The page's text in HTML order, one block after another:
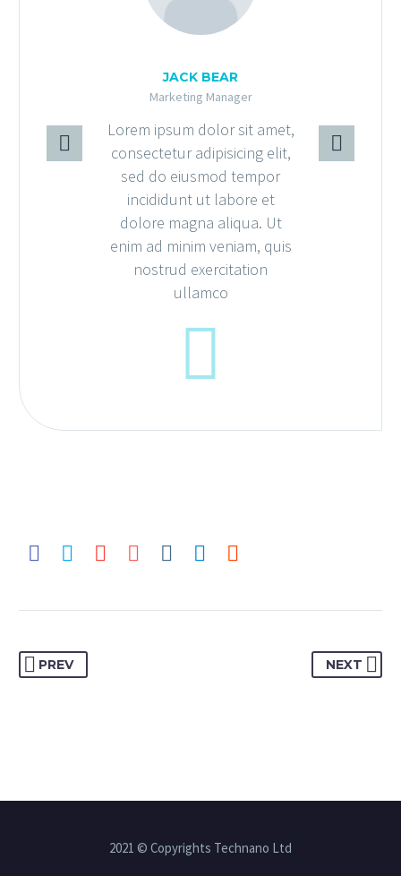
JACK BEAR
Marketing Manager
Lorem ipsum dolor sit amet,
consectetur adipisicing elit,
sed do eiusmod tempor
incididunt ut labore et
dolore magna aliqua. Ut
enim ad minim veniam, quis
nostrud exercitation
ullamco
PREV NEXT
2021 © Copyrights Technano Ltd